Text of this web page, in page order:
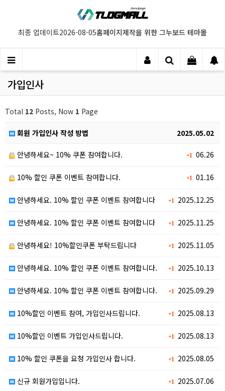
최종 업데이트2026-08-05홈페이지제작을 위한 그누보드 테마몰
가입인사
Total 12 Posts, Now 1 Page
2025.05.02
회원 가입인사 작성 방법
+106.26
안녕하세요~ 10% 쿠폰 참여합니다.
+101.16
10% 할인 쿠폰 이벤트 참여합니다.
+12025.12.25
안녕하세요. 10% 할인 쿠폰 이벤트 참여합니다
+12025.11.25
안녕하세요. 10% 할인 쿠폰 이벤트 참여합니다
+12025.11.05
안녕하세요! 10%할인쿠폰 부탁드립니다
+12025.10.13
안녕하세요. 10% 할인 쿠폰 이벤트 참여합니다.
+12025.09.29
안녕하세요. 10% 할인 쿠폰 이벤트 참여합니다.
+12025.08.13
10%할인 이벤트 참여, 가입인사드립니다.
+12025.08.13
10%할인 이벤트 가입인사드립니다.
+12025.08.05
10% 할인 쿠폰을 요청 가입인사 합니다.
+12025.07.06
신규 회원가입입니다.